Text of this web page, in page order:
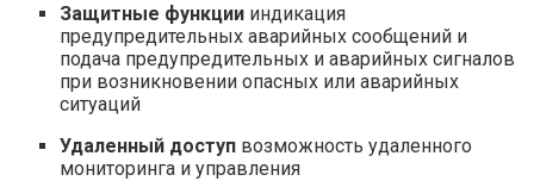
Защитные функции индикация
предупредительных аварийных сообщений и
подача предупредительных и аварийных сигналов
при возникновении опасных или аварийных
ситуаций
Удаленный доступ возможность удаленного
мониторинга и управления